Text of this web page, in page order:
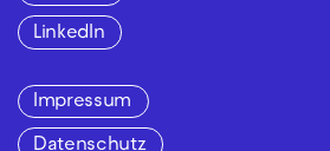
LinkedIn
Impressum
Datenschutz